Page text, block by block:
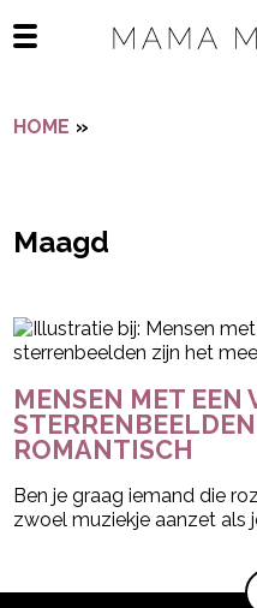
Open het mobiele menu
HOME »
Maagd
MENSEN MET EEN
ROMANTISCH
Ben je graag iemand die
zwoel muziekje aanzet als